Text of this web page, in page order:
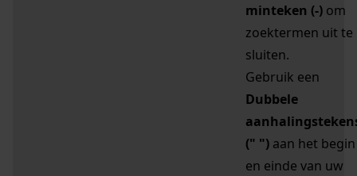
minteken (-) om
zoektermen uit te
sluiten.
Gebruik een
Dubbele
(" ") aan het begin
en einde van uw